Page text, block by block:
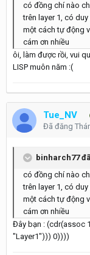
có đồng chí nào
trên layer 1, có
một cách tự động
cám ơn nhiều
ôi, làm được rồi, vui
LISP muôn năm :(
Tue_NV
Đã đăng
binharch77
có đồng chí nào
trên layer 1, có
một cách tự động
cám ơn nhiều
Đây bạn : (cdr(assoc
"Layer1"))) 0))))